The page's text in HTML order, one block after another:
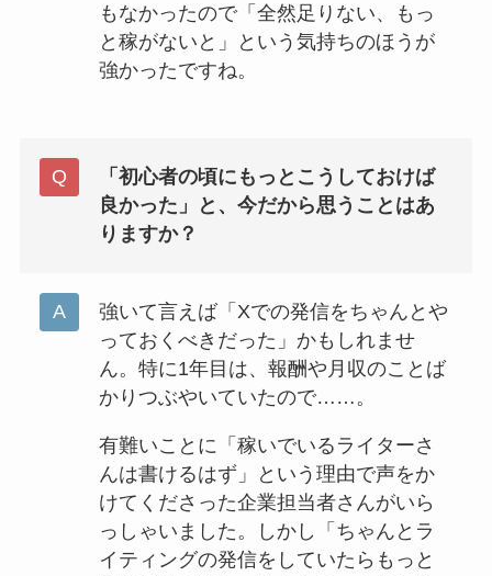
もなかったので「全然足りない、もっ
と稼がないと」という気持ちのほうが
強かったですね。
「初心者の頃にもっとこうしておけば
良かった」と、今だから思うことはあ
りますか？
強いて言えば「Xでの発信をちゃんとや
っておくべきだった」かもしれませ
ん。特に1年目は、報酬や月収のことば
かりつぶやいていたので……。
有難いことに「稼いでいるライターさ
んは書けるはず」という理由で声をか
けてくださった企業担当者さんがいら
っしゃいました。しかし「ちゃんとラ
イティングの発信をしていたらもっと